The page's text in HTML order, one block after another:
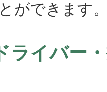
ができます
ライバー